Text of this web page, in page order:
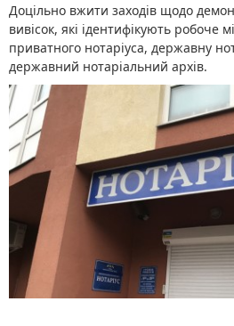
Доцільно вжити заходів щодо
вивісок, які ідентифікують робоче
приватного нотаріуса, державну
державний нотаріальний архів.